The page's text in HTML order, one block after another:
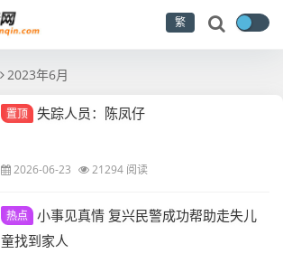
繁
2023年6月
置顶 失踪人员：陈凤仔
2026-06-23 21294 阅读
热点
小事见真情 复兴民警成功帮助走失儿
童找到家人